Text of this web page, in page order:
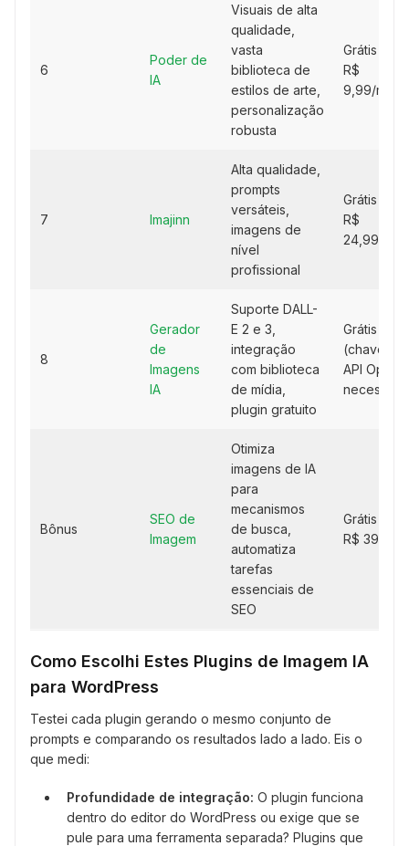
6
Poder de
IA
Visuais de alta
qualidade,
vasta
biblioteca de
estilos de arte,
personalização
robusta
Grátis ou
R$
9,99/mês
7 Imajinn
Alta qualidade,
prompts
versáteis,
imagens de
nível
profissional
Grátis ou
R$
24,99/mês
8
Gerador
de
Imagens
IA
Suporte DALL-
E 2 e 3,
integração
com biblioteca
de mídia,
plugin gratuito
Grátis
(chave da
API
Bônus
SEO de
Imagem
Otimiza
imagens de IA
para
mecanismos
de busca,
automatiza
tarefas
essenciais de
SEO
Grátis ou
R$ 39/ano
Como Escolhi Estes Plugins de Imagem IA
para WordPress
Testei cada plugin gerando o mesmo conjunto de
prompts e comparando os resultados lado a lado. Eis o
que medi:
Profundidade de integração: O plugin funciona
dentro do editor do WordPress ou exige que se
pule para uma ferramenta separada? Plugins que